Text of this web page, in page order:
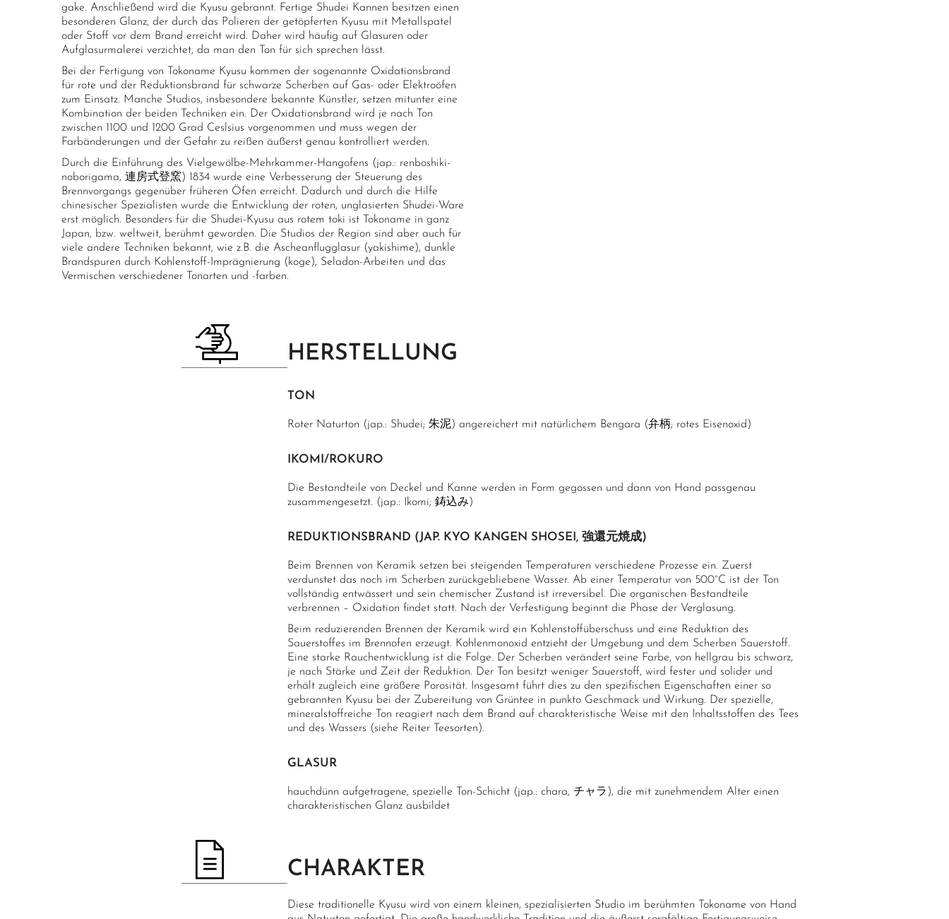
gake. Anschließend wird die Kyusu gebrannt. Fertige Shudei Kannen besitzen einen
besonderen Glanz, der durch das Polieren der getöpferten Kyusu mit Metallspatel
oder Stoff vor dem Brand erreicht wird. Daher wird häufig auf Glasuren oder
Aufglasurmalerei verzichtet, da man den Ton für sich sprechen lässt.
Bei der Fertigung von Tokoname Kyusu kommen der sogenannte Oxidationsbrand
für rote und der Reduktionsbrand für schwarze Scherben auf Gas- oder Elektroöfen
zum Einsatz. Manche Studios, insbesondere bekannte Künstler, setzen mitunter eine
Kombination der beiden Techniken ein. Der Oxidationsbrand wird je nach Ton
zwischen 1100 und 1200 Grad Ceslsius vorgenommen und muss wegen der
Farbänderungen und der Gefahr zu reißen äußerst genau kontrolliert werden.
Durch die Einführung des Vielgewölbe-Mehrkammer-Hangofens (jap.: renboshiki-
noborigama, 連房式登窯) 1834 wurde eine Verbesserung der Steuerung des
Brennvorgangs gegenüber früheren Öfen erreicht. Dadurch und durch die Hilfe
chinesischer Spezialisten wurde die Entwicklung der roten, unglasierten Shudei-Ware
erst möglich. Besonders für die Shudei-Kyusu aus rotem toki ist Tokoname in ganz
Japan, bzw. weltweit, berühmt geworden. Die Studios der Region sind aber auch für
viele andere Techniken bekannt, wie z.B. die Ascheanflugglasur (yakishime), dunkle
Brandspuren durch Kohlenstoff-Imprägnierung (koge), Seladon-Arbeiten und das
Vermischen verschiedener Tonarten und -farben.
HERSTELLUNG
TON
Roter Naturton (jap.: Shudei; 朱泥) angereichert mit natürlichem Bengara (弁柄; rotes Eisenoxid)
IKOMI/ROKURO
Die Bestandteile von Deckel und Kanne werden in Form gegossen und dann von Hand passgenau
zusammengesetzt. (jap.: Ikomi; 鋳込み)
REDUKTIONSBRAND (JAP. KYO KANGEN SHOSEI, 強還元焼成)
Beim Brennen von Keramik setzen bei steigenden Temperaturen verschiedene Prozesse ein. Zuerst
verdunstet das noch im Scherben zurückgebliebene Wasser. Ab einer Temperatur von 500°C ist der Ton
vollständig entwässert und sein chemischer Zustand ist irreversibel. Die organischen Bestandteile
verbrennen – Oxidation findet statt. Nach der Verfestigung beginnt die Phase der Verglasung.
Beim reduzierenden Brennen der Keramik wird ein Kohlenstoffüberschuss und eine Reduktion des
Sauerstoffes im Brennofen erzeugt. Kohlenmonoxid entzieht der Umgebung und dem Scherben Sauerstoff.
Eine starke Rauchentwicklung ist die Folge. Der Scherben verändert seine Farbe, von hellgrau bis schwarz,
je nach Stärke und Zeit der Reduktion. Der Ton besitzt weniger Sauerstoff, wird fester und solider und
erhält zugleich eine größere Porosität. Insgesamt führt dies zu den spezifischen Eigenschaften einer so
gebrannten Kyusu bei der Zubereitung von Grüntee in punkto Geschmack und Wirkung. Der spezielle,
mineralstoffreiche Ton reagiert nach dem Brand auf charakteristische Weise mit den Inhaltsstoffen des Tees
und des Wassers (siehe Reiter Teesorten).
GLASUR
hauchdünn aufgetragene, spezielle Ton-Schicht (jap.: chara, チャラ), die mit zunehmendem Alter einen
charakteristischen Glanz ausbildet
CHARAKTER
Diese traditionelle Kyusu wird von einem kleinen, spezialisierten Studio im berühmten Tokoname von Hand